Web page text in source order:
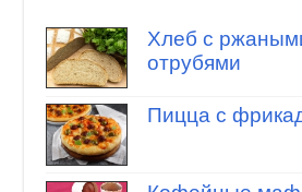
Хлеб с
отрубями
Пицца с